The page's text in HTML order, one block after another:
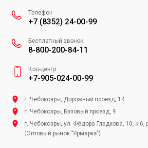
Телефон
+7 (8352) 24-00-99
Бесплатный звонок
8-800-200-84-11
Кол-центр
+7-905-024-00-99
г. Чебоксары, Дорожный проезд, 14
г. Чебоксары, Базовый проезд, 9
г. Чебоксары, ул. Фёдора Гладкова, 10, к.6,
(Оптовый рынок "Ярмарка")